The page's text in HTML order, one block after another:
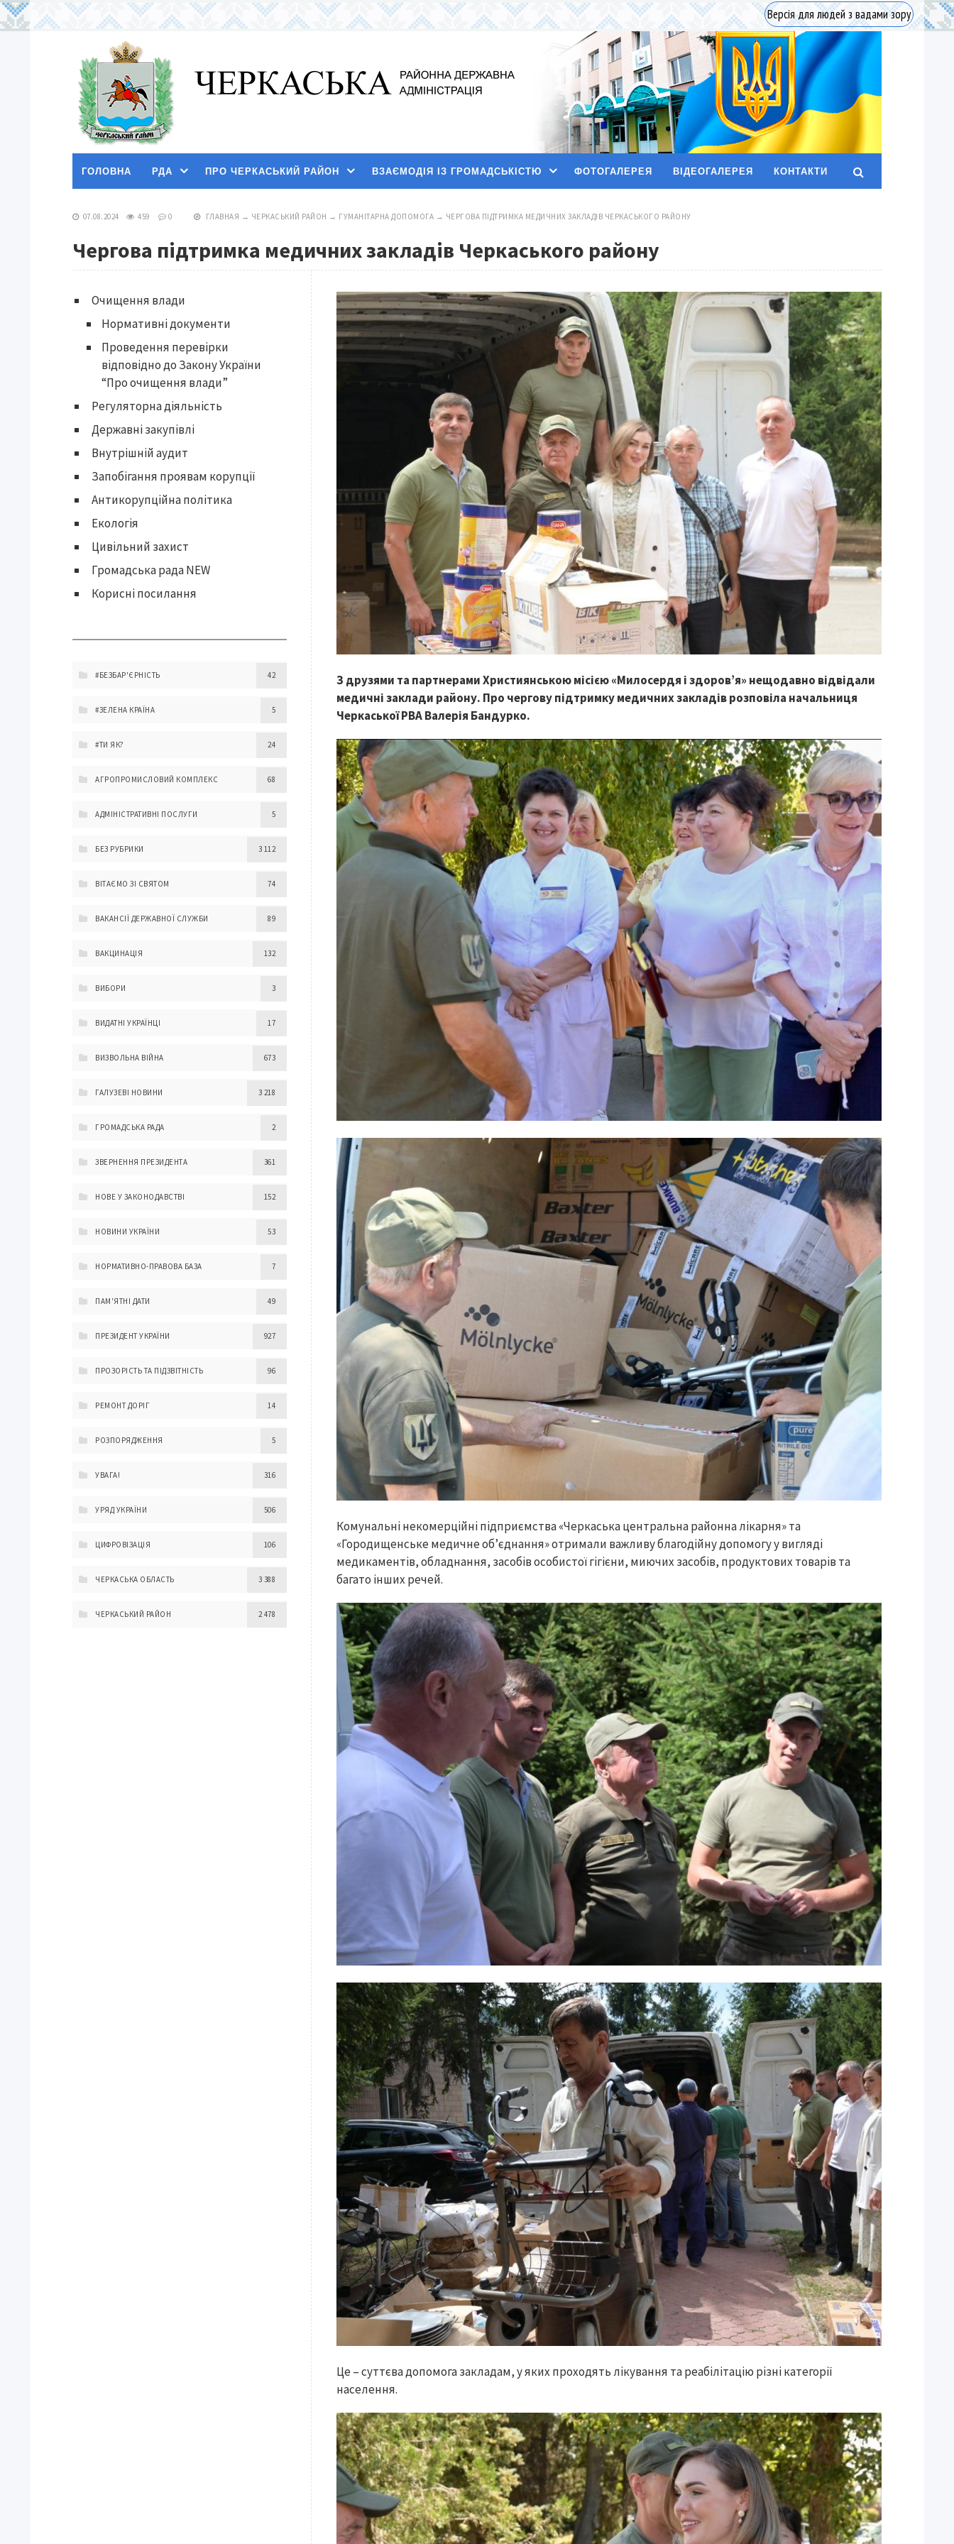
Версія для людей з вадами зору
ГОЛОВНА РДА ПРО ЧЕРКАСЬКИЙ РАЙОН ВЗАЄМОДІЯ ІЗ ГРОМАДСЬКІСТЮ ФОТОГАЛЕРЕЯ ВІДЕОГАЛЕРЕЯ КОНТАКТИ
07.08.2024 459 0 ГЛАВНАЯ → ЧЕРКАСЬКИЙ РАЙОН → ГУМАНІТАРНА ДОПОМОГА → ЧЕРГОВА ПІДТРИМКА МЕДИЧНИХ ЗАКЛАДІВ ЧЕРКАСЬКОГО РАЙОНУ
Чергова підтримка медичних закладів Черкаського району
З друзями та партнерами Християнською місією «Милосердя і здоров’я» нещодавно відвідали
медичні заклади району. Про чергову підтримку медичних закладів розповіла начальниця
Черкаської РВА Валерія Бандурко.
Комунальні некомерційні підприємства «Черкаська центральна районна лікарня» та
«Городищенське медичне обʼєднання» отримали важливу благодійну допомогу у вигляді
медикаментів, обладнання, засобів особистої гігієни, миючих засобів, продуктових товарів та
багато інших речей.
Це – суттєва допомога закладам, у яких проходять лікування та реабілітацію різні категорії
населення.
Очищення влади
Нормативні документи
Проведення перевірки
відповідно до Закону України
“Про очищення влади”
Регуляторна діяльність
Державні закупівлі
Внутрішній аудит
Запобігання проявам корупції
Антикорупційна політика
Екологія
Цивільний захист
Громадська рада NEW
Корисні посилання
#БЕЗБАР'ЄРНІСТЬ 42
#ЗЕЛЕНА КРАЇНА 5
#ТИ ЯК? 24
АГРОПРОМИСЛОВИЙ КОМПЛЕКС 68
АДМІНІСТРАТИВНІ ПОСЛУГИ 5
БЕЗ РУБРИКИ 3 112
ВІТАЄМО ЗІ СВЯТОМ 74
ВАКАНСІЇ ДЕРЖАВНОЇ СЛУЖБИ 89
ВАКЦИНАЦІЯ 132
ВИБОРИ 3
ВИДАТНІ УКРАЇНЦІ 17
ВИЗВОЛЬНА ВІЙНА 673
ГАЛУЗЕВІ НОВИНИ 3 218
ГРОМАДСЬКА РАДА 2
ЗВЕРНЕННЯ ПРЕЗИДЕНТА 361
НОВЕ У ЗАКОНОДАВСТВІ 152
НОВИНИ УКРАЇНИ 53
НОРМАТИВНО-ПРАВОВА БАЗА 7
ПАМ'ЯТНІ ДАТИ 49
ПРЕЗИДЕНТ УКРАЇНИ 927
ПРОЗОРІСТЬ ТА ПІДЗВІТНІСТЬ 96
РЕМОНТ ДОРІГ 14
РОЗПОРЯДЖЕННЯ 5
УВАГА! 316
УРЯД УКРАЇНИ 506
ЦИФРОВІЗАЦІЯ 106
ЧЕРКАСЬКА ОБЛАСТЬ 3 388
ЧЕРКАСЬКИЙ РАЙОН 2 478